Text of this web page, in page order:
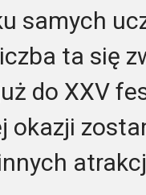
samych
ta się
do XXV
okazji